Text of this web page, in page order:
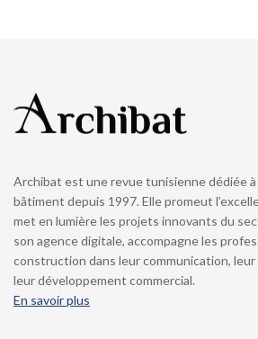
Archibat est une revue tunisienne dédiée
bâtiment depuis 1997. Elle promeut
met en lumière les projets innovants du
son agence digitale, accompagne les
construction dans leur communication,
leur développement commercial.
En savoir plus